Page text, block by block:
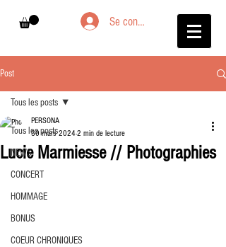
Se connecter
Post
Tous les posts
NEWS
CONCERT
HOMMAGE
BONUS
COEUR CHRONIQUES
Tous les posts
Lucie Marmiesse // Photographies
PERSONA
30 mars 2024 2 min de lecture